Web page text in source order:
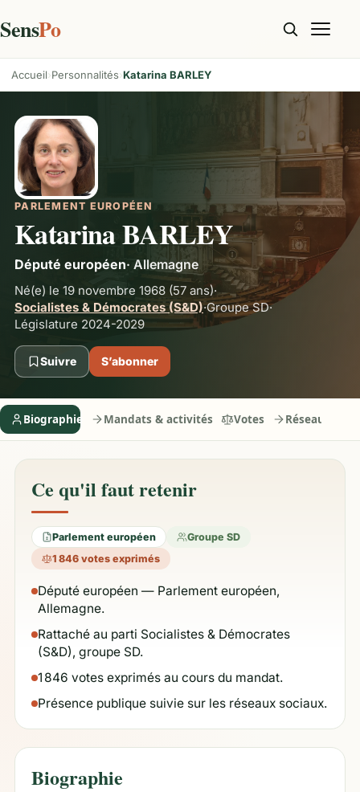
SensPo
Accueil Personnalités Katarina BARLEY
PARLEMENT EUROPÉEN
Katarina BARLEY
Député européen· Allemagne
Né(e) le 19 novembre 1968 (57 ans)·
Socialistes & Démocrates (S&D)·GroupeSD·
Législature 2024-2029
Suivre S’abonner
Biographie Mandats & activités Votes Réseaux
Ce qu'il faut retenir
Parlement européen
Groupe SD
1 846 votes exprimés
Député européen — Parlement européen,
Allemagne.
Rattaché au parti Socialistes & Démocrates
(S&D), groupe SD.
1 846 votes exprimés au cours du mandat.
Présence publique suivie sur les réseaux sociaux.
Biographie